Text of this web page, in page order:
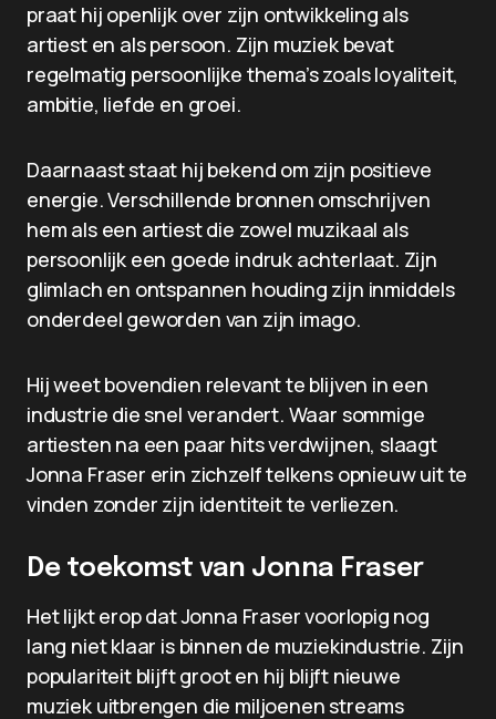
praat hij openlijk over zijn ontwikkeling als
artiest en als persoon. Zijn muziek bevat
regelmatig persoonlijke thema’s zoals loyaliteit,
ambitie, liefde en groei.
Daarnaast staat hij bekend om zijn positieve
energie. Verschillende bronnen omschrijven
hem als een artiest die zowel muzikaal als
persoonlijk een goede indruk achterlaat. Zijn
glimlach en ontspannen houding zijn inmiddels
onderdeel geworden van zijn imago.
Hij weet bovendien relevant te blijven in een
industrie die snel verandert. Waar sommige
artiesten na een paar hits verdwijnen, slaagt
Jonna Fraser erin zichzelf telkens opnieuw uit te
vinden zonder zijn identiteit te verliezen.
De toekomst van Jonna Fraser
Het lijkt erop dat Jonna Fraser voorlopig nog
lang niet klaar is binnen de muziekindustrie. Zijn
populariteit blijft groot en hij blijft nieuwe
muziek uitbrengen die miljoenen streams